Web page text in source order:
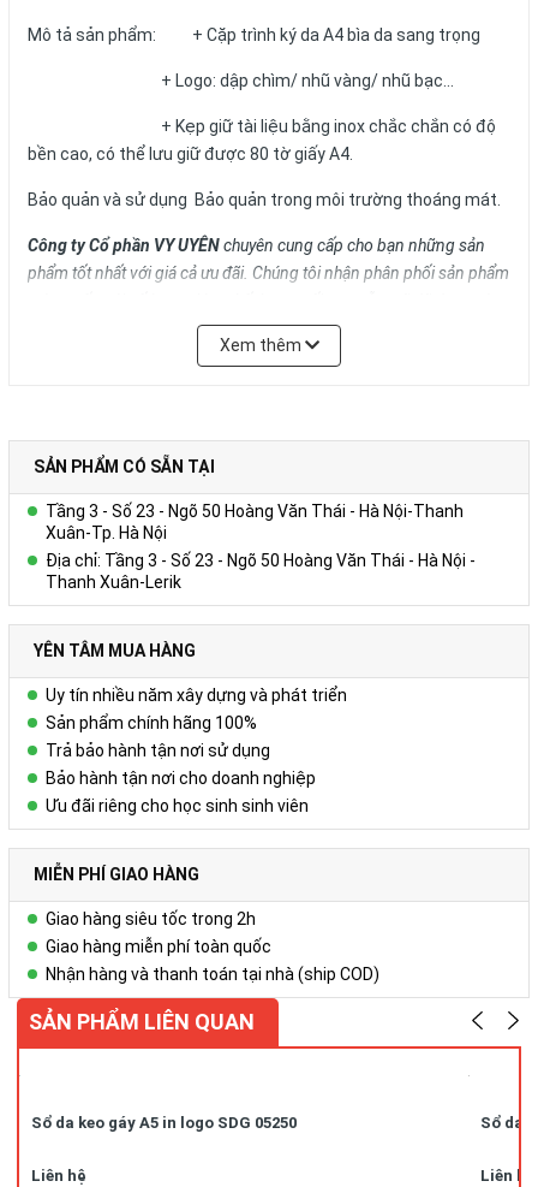
Mô tả sản phẩm: + Cặp trình ký da A4 bìa da sang trọng
+ Logo: dập chìm/ nhũ vàng/ nhũ bạc...
+ Kẹp giữ tài liệu bằng inox chắc chắn có độ
bền cao, có thể lưu giữ được 80 tờ giấy A4.
Bảo quản và sử dụng Bảo quản trong môi trường thoáng mát.
Công ty Cổ phần VY UYÊNchuyên cung cấp cho bạn những sản
phẩm tốt nhất với giá cả ưu đãi. Chúng tôi nhận phân phối sản phẩm
giá cả phải chăng. Chúng tôi cũng cung cấp Dịch vụ Quà tặng phù
hợp nhất cho từng đối tượng doanh nghiệp của từng lĩnh vực, ngân
HOTLINE: 0978.552.388/ 024 6260 5496
Liên hệ
+ Kích thước: A4, A5...
+ Bìa cứng, màu sắc phong phú
+ Các trang viết: Gồm 180-200 trang, in 4 màu theo yêu cầu.
Để biết thêm chi tiết, xin liên hệ:
Công ty Cổ phần Vy Uyên
DC: Số 23, ngõ 50 Hoàng Văn Thái, Khương Mai, Thanh Xuân, Hà
Nội
Hotline/zalo : 0978.552.388 ( Ms Uyên)
Xem thêm
SẢN PHẨM CÓ SẴN TẠI
Tầng 3 - Số 23 - Ngõ 50 Hoàng Văn Thái - Hà Nội-Thanh
Xuân-Tp. Hà Nội
Địa chỉ: Tầng 3 - Số 23 - Ngõ 50 Hoàng Văn Thái - Hà Nội -
Thanh Xuân-Lerik
YÊN TÂM MUA HÀNG
Uy tín nhiều năm xây dựng và phát triển
Sản phẩm chính hãng 100%
Trả bảo hành tận nơi sử dụng
Bảo hành tận nơi cho doanh nghiệp
Ưu đãi riêng cho học sinh sinh viên
MIỄN PHÍ GIAO HÀNG
Giao hàng siêu tốc trong 2h
Giao hàng miễn phí toàn quốc
Nhận hàng và thanh toán tại nhà (ship COD)
SẢN PHẨM LIÊN QUAN
Sổ da keo gáy A5 in logo SDG 05250
Liên hệ
Sổ da
Liên hệ